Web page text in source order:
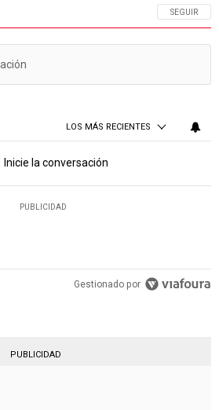
SIGA ESTA
SEGUIR
LOS MÁS RECIENTES
Inicie la conversación
PUBLICIDAD
Gestionado por
PUBLICIDAD